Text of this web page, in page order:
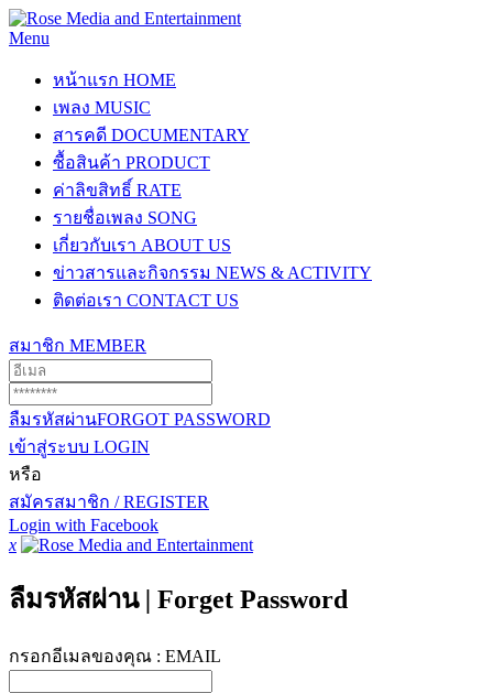
Menu
หน้าแรก HOME
เพลง MUSIC
สารคดี DOCUMENTARY
ซื้อสินค้า PRODUCT
ค่าลิขสิทธิ์ RATE
รายชื่อเพลง SONG
เกี่ยวกับเรา ABOUT US
ข่าวสารและกิจกรรม NEWS & ACTIVITY
ติดต่อเรา CONTACT US
สมาชิก MEMBER
ลืมรหัสผ่านFORGOT PASSWORD
เข้าสู่ระบบ LOGIN
หรือ
สมัครสมาชิก / REGISTER
Login with Facebook
x
ลืมรหัสผ่าน | Forget Password
กรอกอีเมลของคุณ : EMAIL